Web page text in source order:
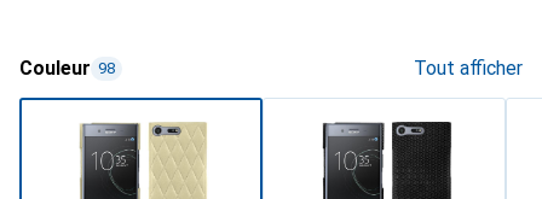
Couleur 98 Tout afficher